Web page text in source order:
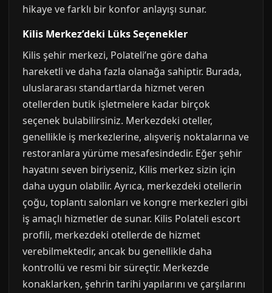
hikaye ve farklı bir konfor anlayışı sunar.
Kilis Merkez’deki Lüks Seçenekler
Kilis şehir merkezi, Polateli’ne göre daha
hareketli ve daha fazla olanağa sahiptir. Burada,
uluslararası standartlarda hizmet veren
otellerden butik işletmelere kadar birçok
seçenek bulabilirsiniz. Merkezdeki oteller,
genellikle iş merkezlerine, alışveriş noktalarına ve
restoranlara yürüme mesafesindedir. Eğer şehir
hayatını seven biriyseniz, Kilis merkez sizin için
daha uygun olabilir. Ayrıca, merkezdeki otellerin
çoğu, toplantı salonları ve kongre merkezleri gibi
iş amaçlı hizmetler de sunar. Kilis Polateli escort
profili, merkezdeki otellerde de hizmet
verebilmektedir, ancak bu genellikle daha
kontrollü ve resmi bir süreçtir. Merkezde
konaklarken, şehrin tarihi yapılarını ve çarşılarını